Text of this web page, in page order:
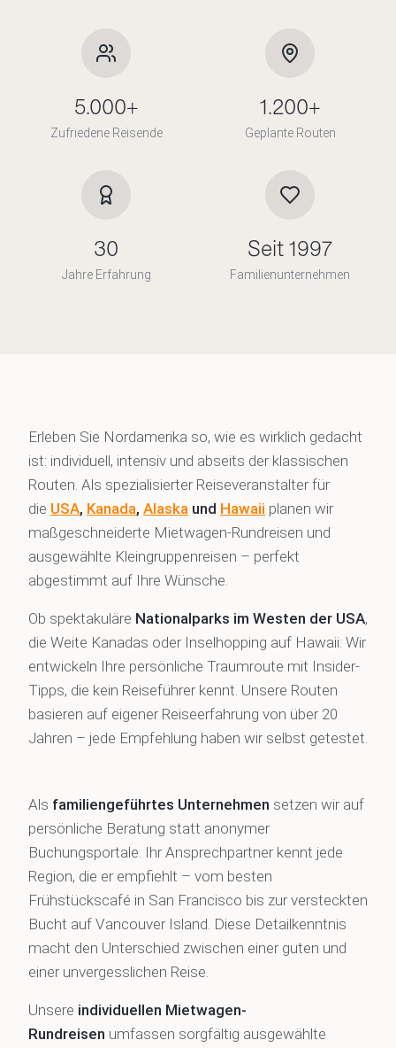
5.000+
Zufriedene Reisende
1.200+
Geplante Routen
30
Jahre Erfahrung
Seit 1997
Familienunternehmen
Erleben Sie Nordamerika so, wie es wirklich gedacht
ist: individuell, intensiv und abseits der klassischen
Routen. Als spezialisierter Reiseveranstalter für
die USA, Kanada, Alaska und Hawaii planen wir
maßgeschneiderte Mietwagen-Rundreisen und
ausgewählte Kleingruppenreisen – perfekt
abgestimmt auf Ihre Wünsche.
Ob spektakuläre Nationalparks im Westen der USA,
die Weite Kanadas oder Inselhopping auf Hawaii: Wir
entwickeln Ihre persönliche Traumroute mit Insider-
Tipps, die kein Reiseführer kennt. Unsere Routen
basieren auf eigener Reiseerfahrung von über 20
Jahren – jede Empfehlung haben wir selbst getestet.
Als familiengeführtes Unternehmen setzen wir auf
persönliche Beratung statt anonymer
Buchungsportale. Ihr Ansprechpartner kennt jede
Region, die er empfiehlt – vom besten
Frühstückscafé in San Francisco bis zur versteckten
Bucht auf Vancouver Island. Diese Detailkenntnis
macht den Unterschied zwischen einer guten und
einer unvergesslichen Reise.
Unsere individuellen Mietwagen-
Rundreisen umfassen sorgfältig ausgewählte